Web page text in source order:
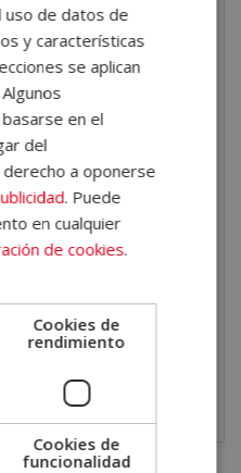
la educación,
el coaching, los
la intervención
adquirir
contextos clínicos,
aportando
para trabajar con
consciente y
formativa
hacia el éxito.
uso de datos de
y características
se aplican
en el
del
a oponerse
. Puede
en cualquier
de cookies.
Cookies de
rendimiento
Cookies de
funcionalidad